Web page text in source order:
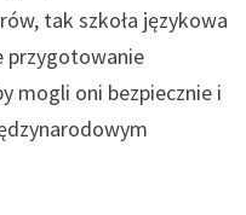
tak szkoła językowa
przygotowanie
mogli oni bezpiecznie i